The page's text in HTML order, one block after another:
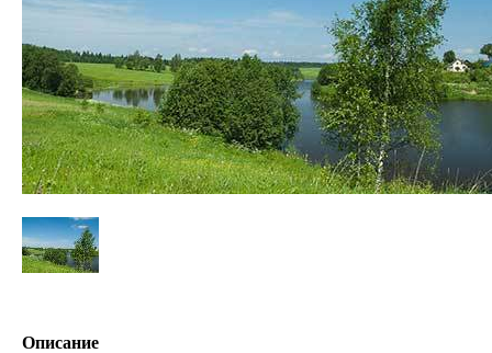
Описание